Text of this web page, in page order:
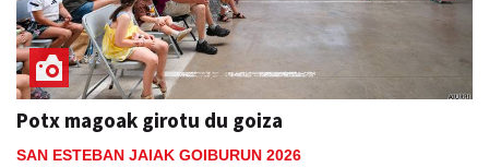
Potx magoak girotu du goiza
SAN ESTEBAN JAIAK GOIBURUN 2026